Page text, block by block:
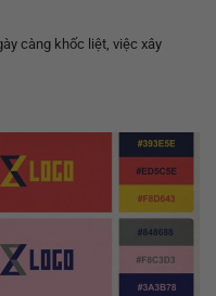
càng khốc liệt, việc xây